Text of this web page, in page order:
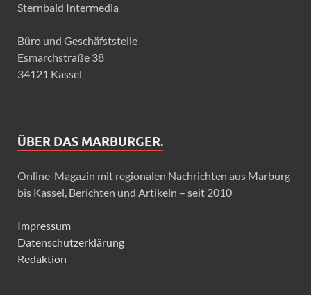
Sternbald Intermedia
Büro und Geschäfststelle
Esmarchstraße 38
34121 Kassel
ÜBER DAS MARBURGER.
Online-Magazin mit regionalen Nachrichten aus Marburg
bis Kassel, Berichten und Artikeln – seit 2010
Impressum
Datenschutzerklärung
Redaktion